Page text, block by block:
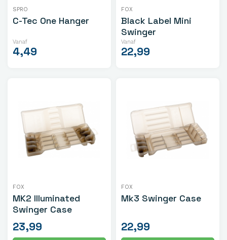
SPRO
C-Tec One Hanger
Vanaf
4,49
FOX
Black Label Mini
Swinger
Vanaf
22,99
FOX
MK2 Illuminated
Swinger Case
23,99
FOX
Mk3 Swinger Case
22,99